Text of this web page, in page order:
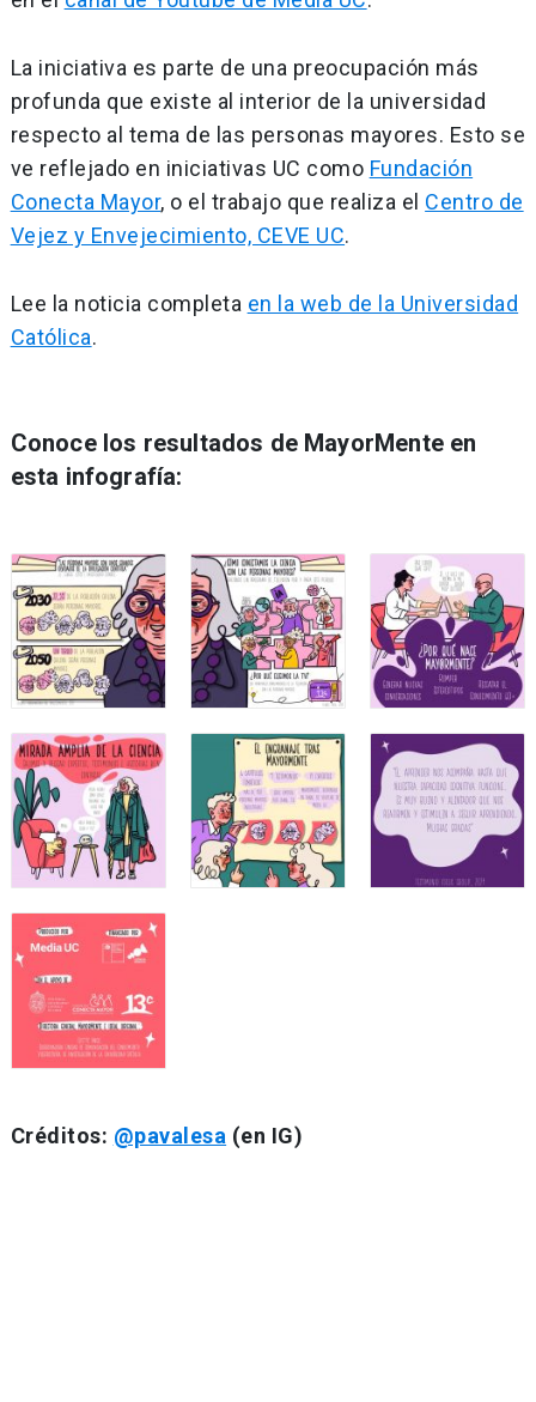
La iniciativa es parte de una preocupación más
profunda que existe al interior de la universidad
respecto al tema de las personas mayores. Esto se
ve reflejado en iniciativas UC como Fundación
Conecta Mayor, o el trabajo que realiza el Centro de
Vejez y Envejecimiento, CEVE UC.
Lee la noticia completa en la web de la Universidad
Católica.
Conoce los resultados de MayorMente en
esta infografía:
Créditos: @pavalesa (en IG)